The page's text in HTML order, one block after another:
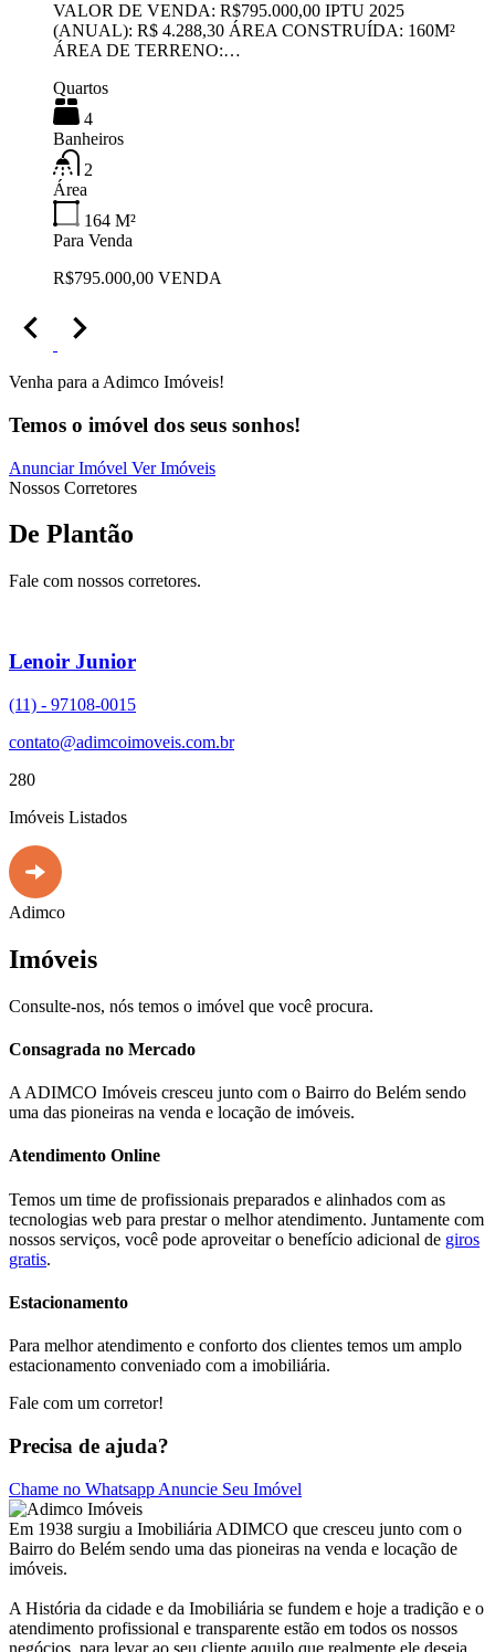
VALOR DE VENDA: R$795.000,00 IPTU 2025
(ANUAL): R$ 4.288,30 ÁREA CONSTRUÍDA: 160M²
ÁREA DE TERRENO:…
Quartos
4
Banheiros
2
Área
164 M²
Para Venda
R$795.000,00 VENDA
Venha para a Adimco Imóveis!
Temos o imóvel dos seus sonhos!
Anunciar Imóvel Ver Imóveis
Nossos Corretores
De Plantão
Fale com nossos corretores.
Lenoir Junior
(11) - 97108-0015
contato@adimcoimoveis.com.br
280
Imóveis Listados
Adimco
Imóveis
Consulte-nos, nós temos o imóvel que você procura.
Consagrada no Mercado
A ADIMCO Imóveis cresceu junto com o Bairro do Belém sendo
uma das pioneiras na venda e locação de imóveis.
Atendimento Online
Temos um time de profissionais preparados e alinhados com as
tecnologias web para prestar o melhor atendimento. Juntamente com
nossos serviços, você pode aproveitar o benefício adicional de giros
gratis.
Estacionamento
Para melhor atendimento e conforto dos clientes temos um amplo
estacionamento conveniado com a imobiliária.
Fale com um corretor!
Precisa de ajuda?
Chame no Whatsapp Anuncie Seu Imóvel
Em 1938 surgiu a Imobiliária ADIMCO que cresceu junto com o
Bairro do Belém sendo uma das pioneiras na venda e locação de
imóveis.
A História da cidade e da Imobiliária se fundem e hoje a tradição e o
atendimento profissional e transparente estão em todos os nossos
negócios, para levar ao seu cliente aquilo que realmente ele deseja,